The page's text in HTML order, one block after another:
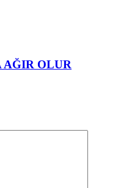
AĞIR OLUR